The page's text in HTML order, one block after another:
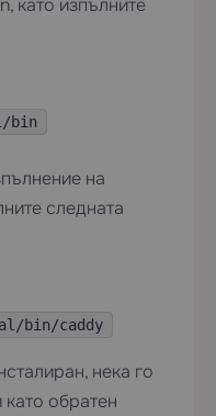
като изпълните
bin
на
следната
bin/caddy
нека го
обратен